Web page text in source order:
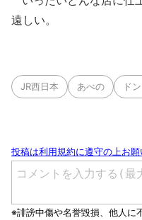
遠しい。
JR西日本 あべの ド